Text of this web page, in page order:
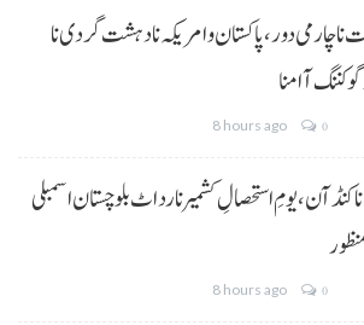
چارمی دور،پاکستان و امریکہ نا دہشت گردی نا
کننگ آ امنا
8 hours ago 0
کنڈ آن،یومِ استحصالِ کشمیر نا رد اٹ بلوچستان اسمبلی
8 hours ago 0